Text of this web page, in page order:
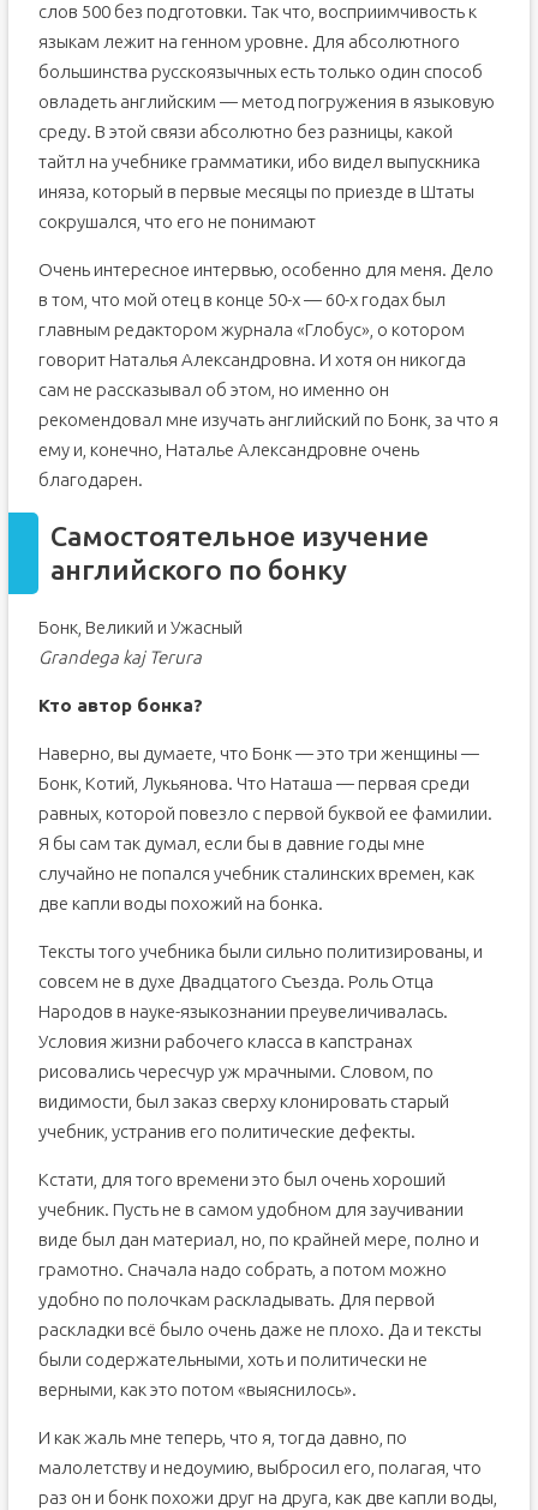
слов 500 без подготовки. Так что, восприимчивость к
языкам лежит на генном уровне. Для абсолютного
большинства русскоязычных есть только один способ
овладеть английским — метод погружения в языковую
среду. В этой связи абсолютно без разницы, какой
тайтл на учебнике грамматики, ибо видел выпускника
иняза, который в первые месяцы по приезде в Штаты
сокрушался, что его не понимают
Очень интересное интервью, особенно для меня. Дело
в том, что мой отец в конце 50-х — 60-х годах был
главным редактором журнала «Глобус», о котором
говорит Наталья Александровна. И хотя он никогда
сам не рассказывал об этом, но именно он
рекомендовал мне изучать английский по Бонк, за что я
ему и, конечно, Наталье Александровне очень
благодарен.
Самостоятельное изучение
английского по бонку
Бонк, Великий и Ужасный
Grandega kaj Terura
Кто автор бонка?
Наверно, вы думаете, что Бонк — это три женщины —
Бонк, Котий, Лукьянова. Что Наташа — первая среди
равных, которой повезло с первой буквой ее фамилии.
Я бы сам так думал, если бы в давние годы мне
случайно не попался учебник сталинских времен, как
две капли воды похожий на бонка.
Тексты того учебника были сильно политизированы, и
совсем не в духе Двадцатого Съезда. Роль Отца
Народов в науке-языкознании преувеличивалась.
Условия жизни рабочего класса в капстранах
рисовались чересчур уж мрачными. Словом, по
видимости, был заказ сверху клонировать старый
учебник, устранив его политические дефекты.
Кстати, для того времени это был очень хороший
учебник. Пусть не в самом удобном для заучивании
виде был дан материал, но, по крайней мере, полно и
грамотно. Сначала надо собрать, а потом можно
удобно по полочкам раскладывать. Для первой
раскладки всё было очень даже не плохо. Да и тексты
были содержательными, хоть и политически не
верными, как это потом «выяснилось».
И как жаль мне теперь, что я, тогда давно, по
малолетству и недоумию, выбросил его, полагая, что
раз он и бонк похожи друг на друга, как две капли воды,